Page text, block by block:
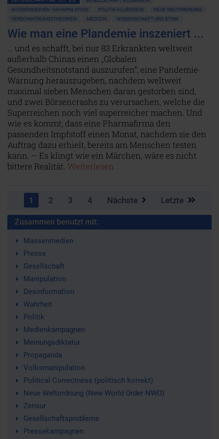
MASSENMEDIEN • MANIPULATION
POLITIK ALLGEMEIN
NEUE WELTORDNUNG
VERSCHWÖRUNGSTHEORIEN
MEDIZIN WISSENSCHAFT UND ETHIK
Wie man eine Plandemie inszeniert ...
… und es schafft, bei nur 83 Erkrankten weltweit
außerhalb Chinas einen „Globalen
Gesundheitsnotstand auszurufen“; eine Pandemie-
Warnung herauszugeben, nachdem weltweit
maximal sieben Menschen daran gestorben sind,
und zwei Börsencrashs zu verursachen, welche die
Superreichen noch viel superreicher machen. Und
wie es kommt, dass eine Pharmafirma den
passenden Impfstoff einen Monat, nachdem sie den
Auftrag dazu erhielt, bereits am Menschen testen
kann. – Es klingt wie ein Märchen, wäre es nicht
bittere Realität. Weiterlesen...
1 2 3 4 Nächste Letzte
Zusammen benutzt mit:
Massenmedien
Presse
Gesellschaft
Manipulation
Desinformation
Wahrheit
Politik
Medienkampagnen
Meinungsdiktatur
Propaganda
Volksmanipulation
Political Correctness (politisch korrekt)
Neue Weltordnung (New World Order NWO)
Zensur
Gesellschaftsprobleme
Pressekampagnen